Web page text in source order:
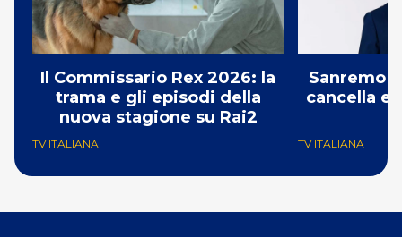
Il Commissario Rex 2026: la
trama e gli episodi della
nuova stagione su Rai2
TV ITALIANA
Sanremo
cancella e
TV ITALIANA